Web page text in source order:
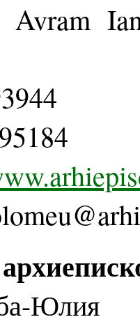
Avram
Юлия